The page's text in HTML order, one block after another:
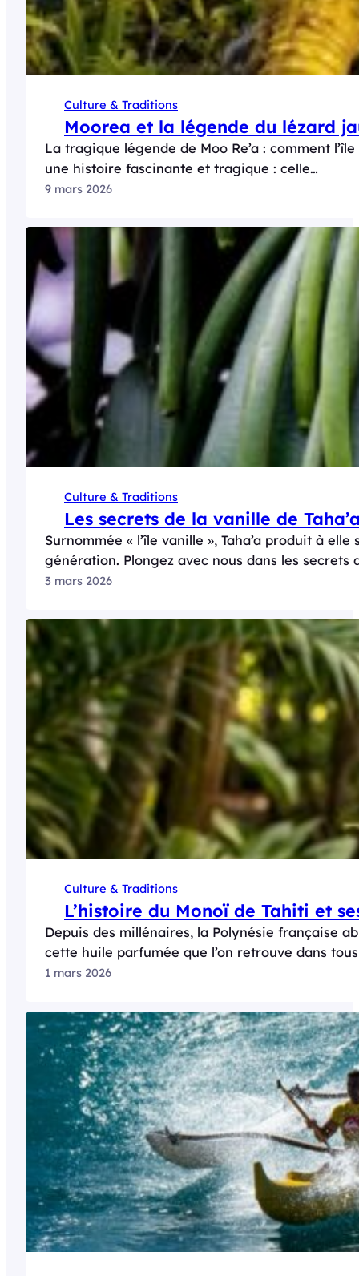
Culture & Traditions
Moorea et la légende du lézard
La tragique légende de Moo Re’a : comment
une histoire fascinante et tragique : celle…
9 mars 2026
Culture & Traditions
Les secrets de la vanille de
Surnommée « l’île vanille », Taha’a produit à
génération. Plongez avec nous dans les secrets
3 mars 2026
Culture & Traditions
L’histoire du Monoï de Tahiti et
Depuis des millénaires, la Polynésie française
cette huile parfumée que l’on retrouve dans
1 mars 2026